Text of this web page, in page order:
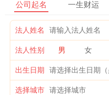
公司起名 一生财运
法人姓名
法人性别 男 女
出生日期
选择城市